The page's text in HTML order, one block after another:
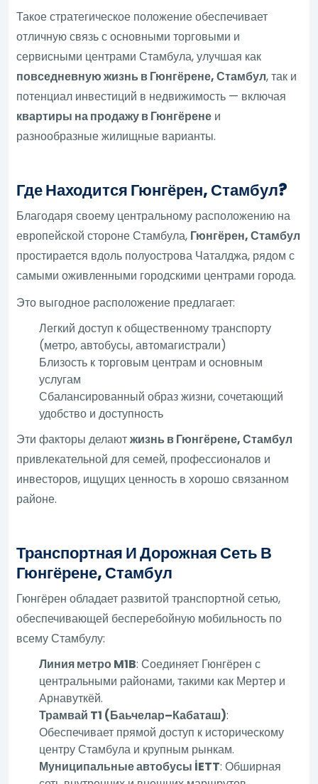
Такое стратегическое положение обеспечивает
отличную связь с основными торговыми и
сервисными центрами Стамбула, улучшая как
повседневную жизнь в Гюнгёрене, Стамбул, так и
потенциал инвестиций в недвижимость — включая
квартиры на продажу в Гюнгёрене и
разнообразные жилищные варианты.
Где Находится Гюнгёрен, Стамбул?
Благодаря своему центральному расположению на
европейской стороне Стамбула, Гюнгёрен, Стамбул
простирается вдоль полуострова Чаталджа, рядом с
самыми оживленными городскими центрами города.
Это выгодное расположение предлагает:
Легкий доступ к общественному транспорту
(метро, автобусы, автомагистрали)
Близость к торговым центрам и основным
услугам
Сбалансированный образ жизни, сочетающий
удобство и доступность
Эти факторы делаютжизнь в Гюнгёрене, Стамбул
привлекательной для семей, профессионалов и
инвесторов, ищущих ценность в хорошо связанном
районе.
Транспортная И Дорожная Сеть В
Гюнгёрене, Стамбул
Гюнгёрен обладает развитой транспортной сетью,
обеспечивающей бесперебойную мобильность по
всему Стамбулу:
Линия метро M1B: Соединяет Гюнгёрен с
центральными районами, такими как Мертер и
Арнавуткёй.
Трамвай T1 (Баьчелар–Кабаташ):
Обеспечивает прямой доступ к историческому
центру Стамбула и крупным рынкам.
Муниципальные автобусы İETT: Обширная